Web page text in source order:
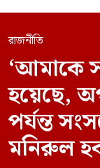
রাজনীতি
‘আমাকে
হয়েছে,
পর্যন্ত
মনিরুল